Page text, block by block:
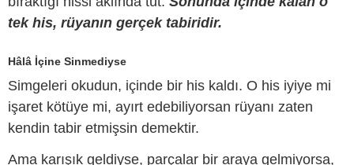
tek his, rüyanın gerçek tabiridir.
Hâlâ İçine Sinmediyse
Simgeleri okudun, içinde bir his kaldı. O his iyiye mi
işaret kötüye mi, ayırt edebiliyorsan rüyanı zaten
kendin tabir etmişsin demektir.
Ama karışık geldiyse, parçalar bir araya gelmiyorsa,